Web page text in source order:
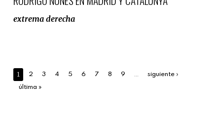
extrema derecha
1 2 3 4 5 6 7 8 9 …
siguiente ›
última »